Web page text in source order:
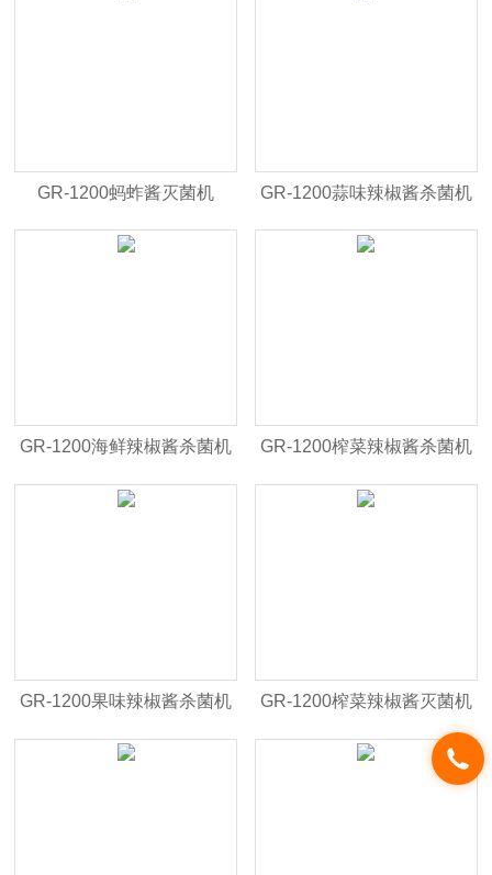
GR-1200蚂蚱酱灭菌机 GR-1200蒜味辣椒酱杀菌机
GR-1200海鲜辣椒酱杀菌机 GR-1200榨菜辣椒酱杀菌机
GR-1200果味辣椒酱杀菌机 GR-1200榨菜辣椒酱灭菌机